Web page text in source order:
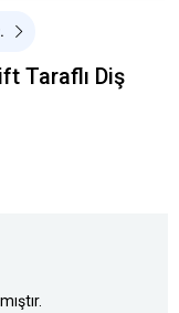
Taraflı Diş